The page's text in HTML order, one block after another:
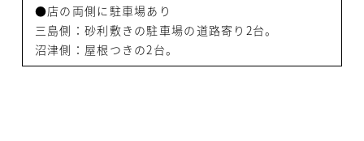
●店の両側に駐車場あり
三島側：砂利敷きの駐車場の道路寄り2台。
沼津側：屋根つきの2台。